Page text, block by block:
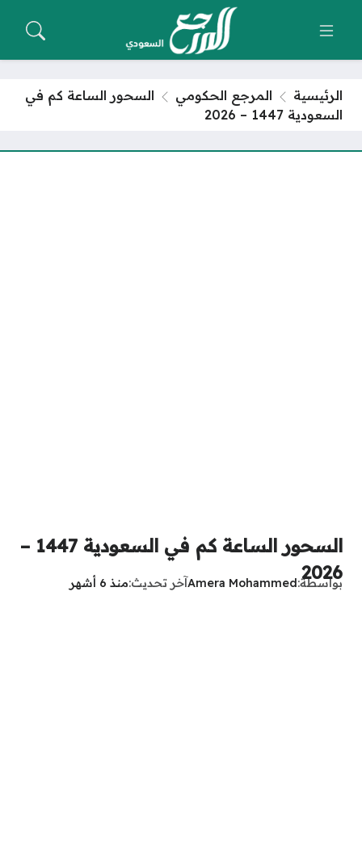
الرئيسية المرجع الحكومي
السحور الساعة كم في
السعودية 1447 – 2026
السحور الساعة كم في السعودية 1447 –
2026
بواسطة Amera Mohammedآخر تحديث منذ 6 أشهر